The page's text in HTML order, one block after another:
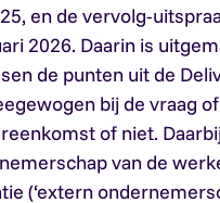
en de vervolg-
2026. Daarin is
de punten uit de
bij de vraag
of niet.
van de
(‘extern